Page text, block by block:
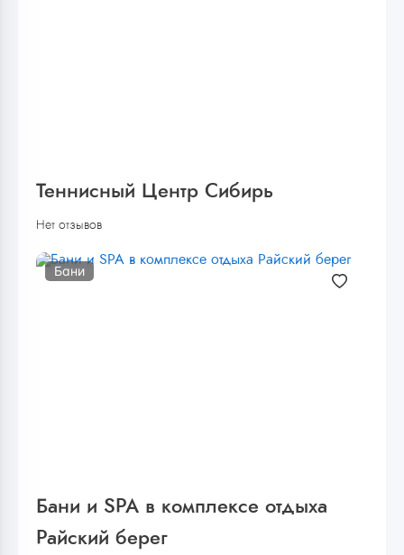
Теннисный Центр Сибирь
Нет отзывов
Бани
Бани и SPA в комплексе отдыха
Райский берег